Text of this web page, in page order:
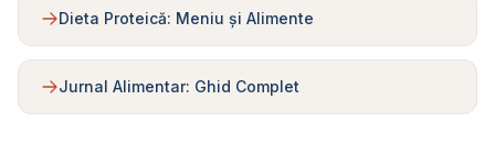
Dieta Proteică: Meniu și Alimente
Jurnal Alimentar: Ghid Complet